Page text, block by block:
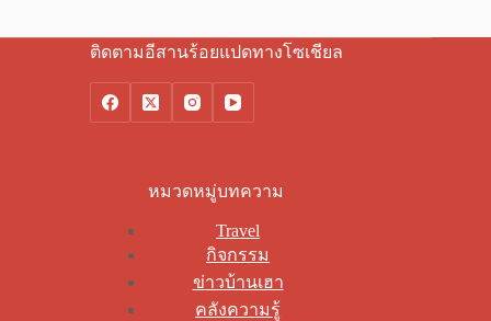
ติดตามอีสานร้อยแปดทางโซเชียล
หมวดหมู่บทความ
Travel
กิจกรรม
ข่าวบ้านเฮา
คลังความรู้